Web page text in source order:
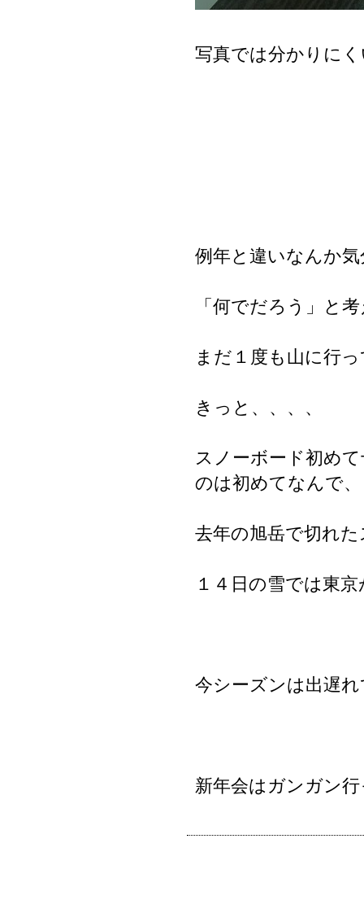
写真では分かりに
例年と違いなんか
「何でだろう」と
まだ１度も山に行
きっと、、、、
スノーボード初め
のは初めてなんで、
去年の旭岳で切れ
１４日の雪では東
今シーズンは出遅
新年会はガンガン